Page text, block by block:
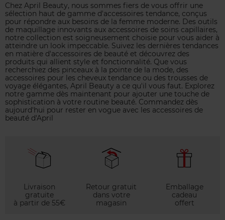
Chez April Beauty, nous sommes fiers de vous offrir une
sélection haut de gamme d'accessoires tendance, conçus
pour répondre aux besoins de la femme moderne. Des outils
de maquillage innovants aux accessoires de soins capillaires,
notre collection est soigneusement choisie pour vous aider à
atteindre un look impeccable. Suivez les dernières tendances
en matière d'accessoires de beauté et découvrez des
produits qui allient style et fonctionnalité. Que vous
recherchiez des pinceaux à la pointe de la mode, des
accessoires pour les cheveux tendance ou des trousses de
voyage élégantes, April Beauty a ce qu'il vous faut. Explorez
notre gamme dès maintenant pour ajouter une touche de
sophistication à votre routine beauté. Commandez dès
aujourd'hui pour rester en vogue avec les accessoires de
beauté d'April
Livraison
gratuite
à partir de 55€
Retour gratuit
dans votre
magasin
Emballage
cadeau
offert